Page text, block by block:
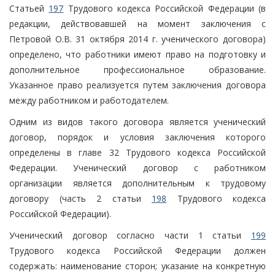
Статьей 197 Трудового кодекса Российской Федерации (в
редакции, действовавшей на момент заключения с
Петровой О.В. 31 октября 2014 г. ученического договора)
определено, что работники имеют право на подготовку и
дополнительное профессиональное образование.
Указанное право реализуется путем заключения договора
между работником и работодателем.
Одним из видов такого договора является ученический
договор, порядок и условия заключения которого
определены в главе 32 Трудового кодекса Российской
Федерации. Ученический договор с работником
организации является дополнительным к трудовому
договору (часть 2 статьи 198 Трудового кодекса
Российской Федерации).
Ученический договор согласно части 1 статьи 199
Трудового кодекса Российской Федерации должен
содержать: наименование сторон; указание на конкретную